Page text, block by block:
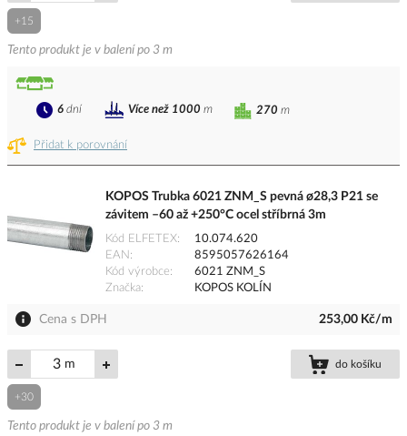
+15
Tento produkt je v balení po 3 m
Přidat k porovnání
270 m
6 dní Více než 1000 m
KOPOS Trubka 6021 ZNM_S pevná ø28,3 P21 se
závitem –60 až +250°C ocel stříbrná 3m
Kód ELFETEX
10.074.620
EAN
8595057626164
Kód výrobce
6021 ZNM_S
Značka
KOPOS KOLÍN
Cena s DPH 253,00 Kč/m
m do košíku
+30
Tento produkt je v balení po 3 m